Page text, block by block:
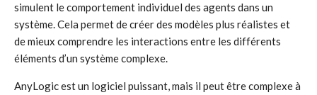
simulent le comportement individuel des agents dans un
système. Cela permet de créer des modèles plus réalistes et
de mieux comprendre les interactions entre les différents
éléments d’un système complexe.
AnyLogic est un logiciel puissant, mais il peut être complexe à